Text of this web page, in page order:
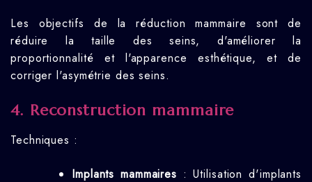
Les objectifs de la réduction mammaire sont de
réduire la taille des seins, d'améliorer la
proportionnalité et l'apparence esthétique, et de
corriger l'asymétrie des seins.
4. Reconstruction mammaire
Techniques :
Implants mammaires : Utilisation d'implants